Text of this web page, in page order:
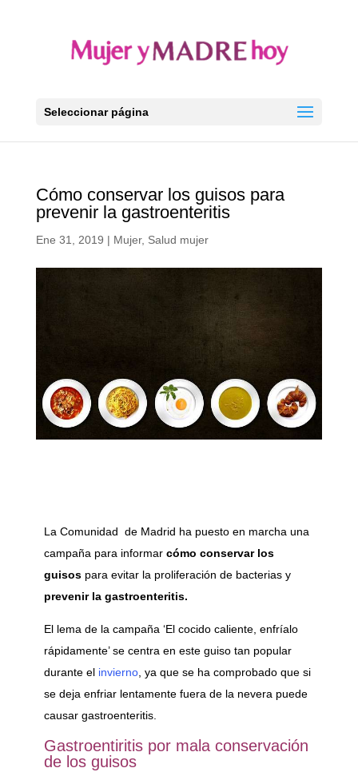
Seleccionar página
Cómo conservar los guisos para
prevenir la gastroenteritis
Ene 31, 2019 | Mujer, Salud mujer
La Comunidad de Madrid ha puesto en marcha una
campaña para informar cómo conservar los
guisospara evitar la proliferación de bacterias y
prevenir la gastroenteritis.
El lema de la campaña ‘El cocido caliente, enfríalo
rápidamente’ se centra en este guiso tan popular
durante el invierno, ya que se ha comprobado que si
se deja enfriar lentamente fuera de la nevera puede
causar gastroenteritis.
Gastroentiritis por mala conservación
de los guisos